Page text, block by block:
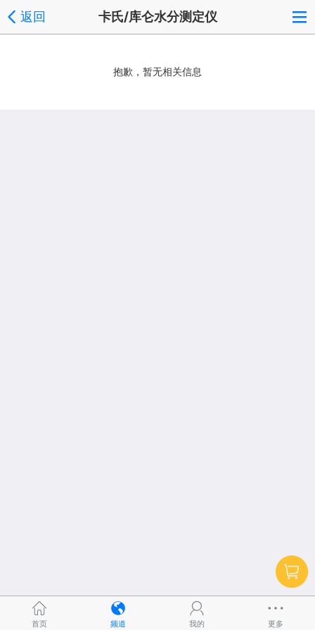
返回 卡氏/库仑水分测定仪
抱歉，暂无相关信息
首页 频道 我的 更多